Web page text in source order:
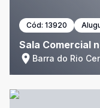
Cód: 13920
Sala Comercial
Barra do Rio